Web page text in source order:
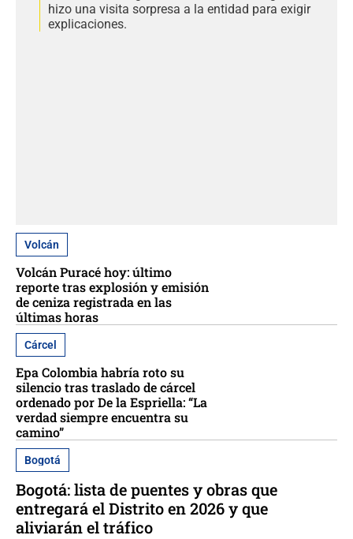
hizo una visita sorpresa a la entidad para exigir
explicaciones.
Volcán
Volcán Puracé hoy: último
reporte tras explosión y emisión
de ceniza registrada en las
últimas horas
Cárcel
Epa Colombia habría roto su
silencio tras traslado de cárcel
ordenado por De la Espriella: “La
verdad siempre encuentra su
camino”
Bogotá
Bogotá: lista de puentes y obras que
entregará el Distrito en 2026 y que
aliviarán el tráfico